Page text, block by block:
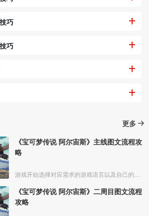
巧
巧
更多
《宝可梦传说 阿尔宙斯》主线图文流程攻
略
《宝可梦传说 阿尔宙斯》二周目图文流程
攻略